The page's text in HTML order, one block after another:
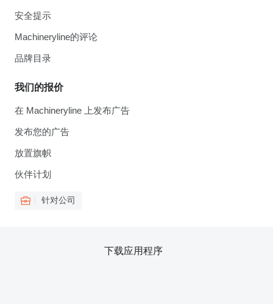
安全提示
Machineryline的评论
品牌目录
我们的报价
在 Machineryline 上发布广告
发布您的广告
放置旗帜
伙伴计划
针对公司
下载应用程序